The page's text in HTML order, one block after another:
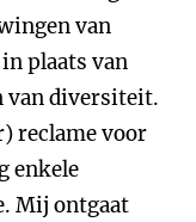
van
plaats van
van diversiteit.
reclame voor
enkele
Mij ontgaat